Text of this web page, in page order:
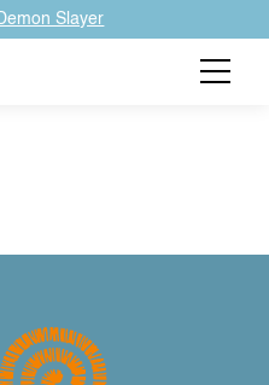
Demon Slayer